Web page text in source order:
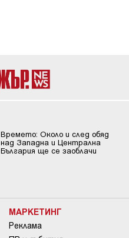
Времето: Около и след обяд
над Западна и Централна
България ще се заоблачи
МАРКЕТИНГ
Реклама